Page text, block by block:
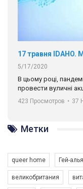
5/17/2020
В цьому році,
провести вуличні
навіть коли ми у
разом. Ми
солідарності,
ГАУ є в 16 областях
Разом наш голос
423 Просмотров • 37
Метки
queer home Гей-
великобритания